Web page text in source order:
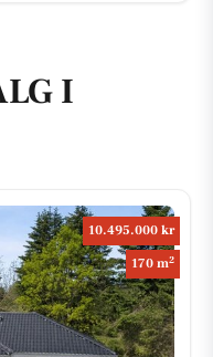
I
10.495.000 kr
170 m2